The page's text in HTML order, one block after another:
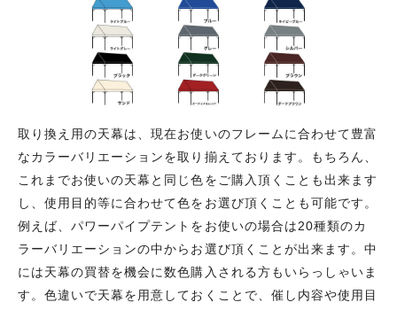
取り換え用の天幕は、現在お使いのフレームに合わせて豊富
なカラーバリエーションを取り揃えております。もちろん、
これまでお使いの天幕と同じ色をご購入頂くことも出来ます
し、使用目的等に合わせて色をお選び頂くことも可能です。
例えば、パワーパイプテントをお使いの場合は20種類のカ
ラーバリエーションの中からお選び頂くことが出来ます。中
には天幕の買替を機会に数色購入される方もいらっしゃいま
す。色違いで天幕を用意しておくことで、催し内容や使用目